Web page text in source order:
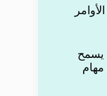
يسمح